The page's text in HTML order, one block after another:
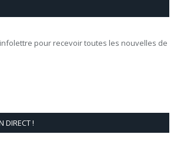
pour recevoir toutes les nouvelles de
DIRECT !